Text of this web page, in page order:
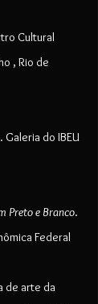
Cultural
, Rio de
. Galeria do IBEU
Preto e Branco.
Federal
de arte da